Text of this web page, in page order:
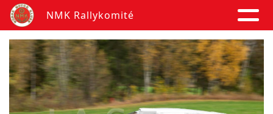
NMK Rallykomité